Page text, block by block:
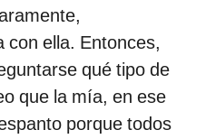
con ella. Entonces,
qué tipo de
que la mía, en ese
porque todos